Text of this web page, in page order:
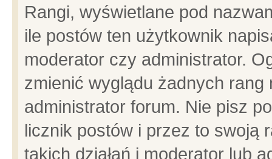
Rangi, wyświetlane pod
ile postów ten użytkownik
moderator czy administrator.
zmienić wyglądu żadnych
administrator forum. Nie pisz
licznik postów i przez to swoją
takich działań i moderator lub